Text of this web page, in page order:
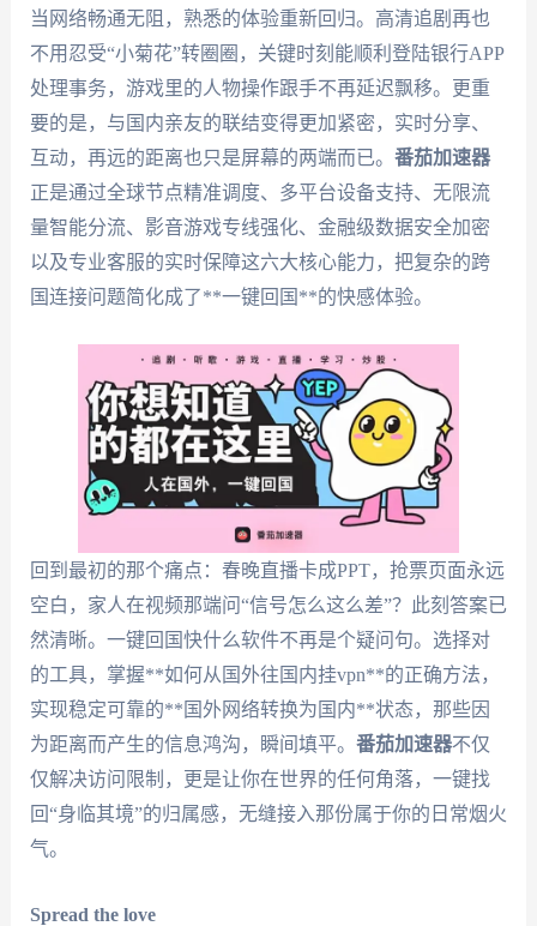
当网络畅通无阻，熟悉的体验重新回归。高清追剧再也
不用忍受“小菊花”转圈圈，关键时刻能顺利登陆银行APP
处理事务，游戏里的人物操作跟手不再延迟飘移。更重
要的是，与国内亲友的联结变得更加紧密，实时分享、
互动，再远的距离也只是屏幕的两端而已。 番茄加速器
正是通过全球节点精准调度、多平台设备支持、无限流
量智能分流、影音游戏专线强化、金融级数据安全加密
以及专业客服的实时保障这六大核心能力，把复杂的跨
国连接问题简化成了**一键回国**的快感体验。
回到最初的那个痛点：春晚直播卡成PPT，抢票页面永远
空白，家人在视频那端问“信号怎么这么差”？此刻答案已
然清晰。一键回国快什么软件不再是个疑问句。选择对
的工具，掌握**如何从国外往国内挂vpn**的正确方法，
实现稳定可靠的**国外网络转换为国内**状态，那些因
为距离而产生的信息鸿沟，瞬间填平。 番茄加速器不仅
仅解决访问限制，更是让你在世界的任何角落，一键找
回“身临其境”的归属感，无缝接入那份属于你的日常烟火
气。
Spread the love